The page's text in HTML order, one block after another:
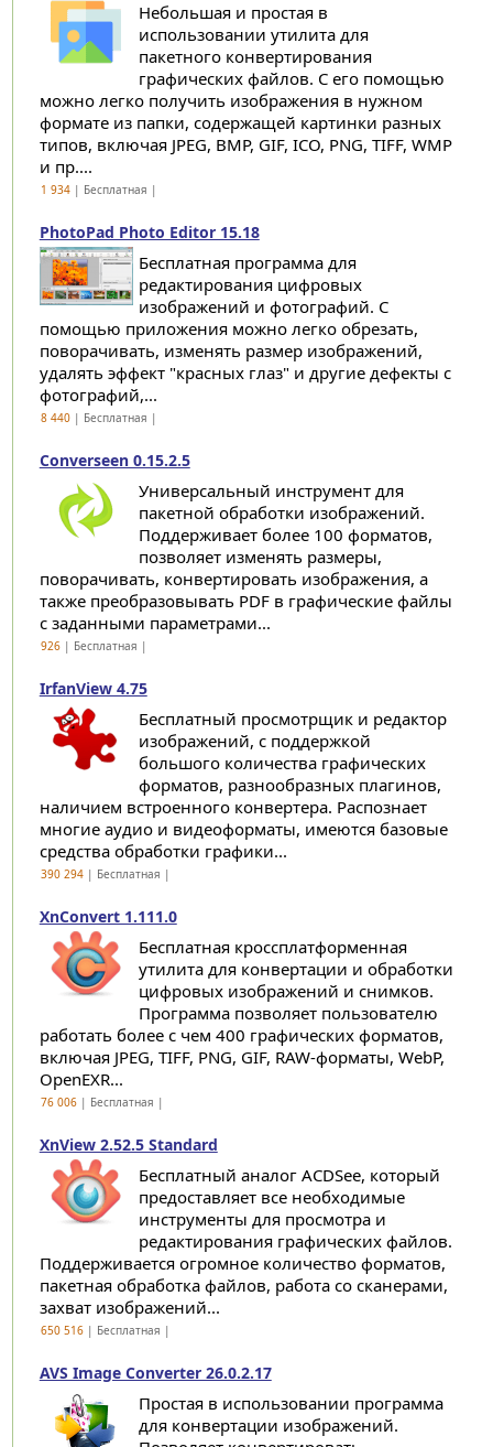
Небольшая и простая в
использовании утилита для
пакетного конвертирования
графических файлов. С его помощью
можно легко получить изображения в нужном
формате из папки, содержащей картинки разных
типов, включая JPEG, BMP, GIF, ICO, PNG, TIFF, WMP
и пр....
1 934| Бесплатная |
PhotoPad Photo Editor 15.18
Бесплатная программа для
редактирования цифровых
изображений и фотографий. С
помощью приложения можно легко обрезать,
поворачивать, изменять размер изображений,
удалять эффект "красных глаз" и другие дефекты с
фотографий,...
8 440| Бесплатная |
Converseen 0.15.2.5
Универсальный инструмент для
пакетной обработки изображений.
Поддерживает более 100 форматов,
позволяет изменять размеры,
поворачивать, конвертировать изображения, а
также преобразовывать PDF в графические файлы
с заданными параметрами...
926| Бесплатная |
IrfanView 4.75
Бесплатный просмотрщик и редактор
изображений, с поддержкой
большого количества графических
форматов, разнообразных плагинов,
наличием встроенного конвертера. Распознает
многие аудио и видеоформаты, имеются базовые
средства обработки графики...
390 294| Бесплатная |
XnConvert 1.111.0
Бесплатная кроссплатформенная
утилита для конвертации и обработки
цифровых изображений и снимков.
Программа позволяет пользователю
работать более с чем 400 графических форматов,
включая JPEG, TIFF, PNG, GIF, RAW-форматы, WebP,
OpenEXR...
76 006| Бесплатная |
XnView 2.52.5 Standard
Бесплатный аналог ACDSee, который
предоставляет все необходимые
инструменты для просмотра и
редактирования графических файлов.
Поддерживается огромное количество форматов,
пакетная обработка файлов, работа со сканерами,
захват изображений...
650 516| Бесплатная |
AVS Image Converter 26.0.2.17
Простая в использовании программа
для конвертации изображений.